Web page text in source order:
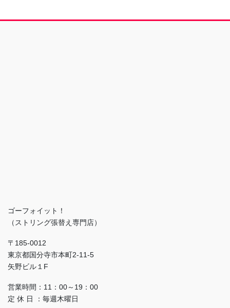
ゴーフォイット！
（ストリング張替え専門店）
〒185-0012
東京都国分寺市本町2-11-5
矢野ビル１F
営業時間：11：00～19：00
定 休 日 ：毎週木曜日